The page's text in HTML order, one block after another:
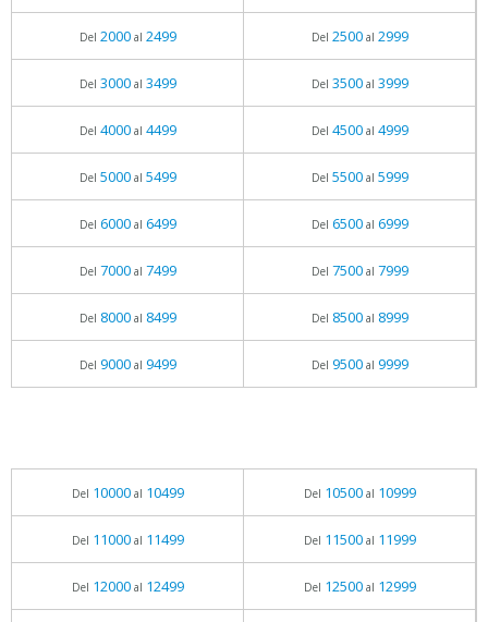
Del 2000al 2499 Del 2500al 2999
Del 3000al 3499 Del 3500al 3999
Del 4000al 4499 Del 4500al 4999
Del 5000al 5499 Del 5500al 5999
Del 6000al 6499 Del 6500al 6999
Del 7000al 7499 Del 7500al 7999
Del 8000al 8499 Del 8500al 8999
Del 9000al 9499 Del 9500al 9999
Del 10000al 10499 Del 10500al 10999
Del 11000al 11499 Del 11500al 11999
Del 12000al 12499 Del 12500al 12999